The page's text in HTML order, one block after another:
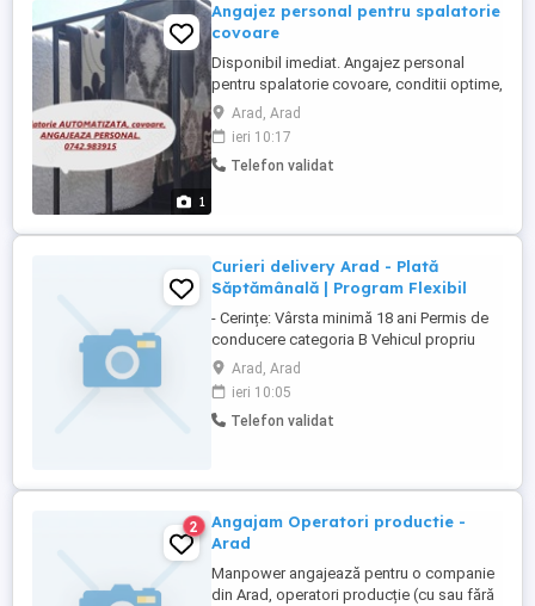
1
Angajez personal pentru spalatorie
covoare
Disponibil imediat. Angajez personal
pentru spalatorie covoare, conditii optime,
scule de lucru automatizate, salariu
discutabil, negociabil, avantajos, ofer
seriozitate maxima si cer acelasi lucru,
cartier Vlaicu Dinamo. Va rog fara mesaje,
Arad, Arad
ieri 10:17
Telefon validat
Curieri delivery Arad - Plată
Săptămânală | Program Flexibil
- Cerințe: Vârsta minimă 18 ani Permis de
conducere categoria B Vehicul propriu
(mașină, scuter sau motocicletă) Telefon
Android iOS cu acces la internet - Ce îți
oferim: Plată săptămânală, întotdeauna la
timp Bonusuri atractive în funcție de
Arad, Arad
ieri 10:05
Telefon validat
2
Angajam Operatori productie -
Arad
Manpower angajează pentru o companie
din Arad, operatori producție (cu sau fără